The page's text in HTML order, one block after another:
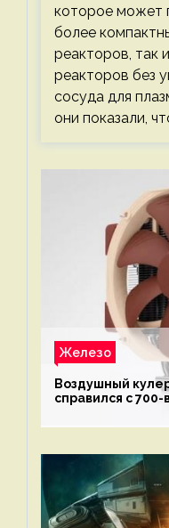
которое может
более
реакторов, так
реакторов без
сосуда для
они показали,
Железо
Воздушный
справился с